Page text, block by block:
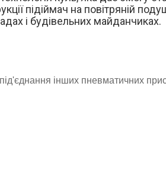
підіймач на повітряній
і будівельних майданчиках.
інших пневматичних